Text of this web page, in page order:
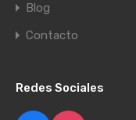
Blog
Contacto
Redes Sociales